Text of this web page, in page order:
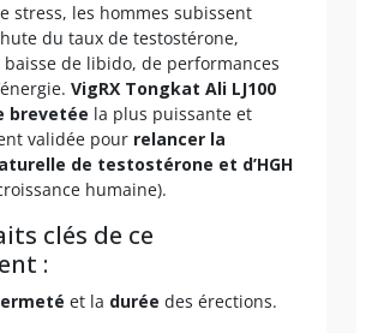
stress, les hommes subissent
du taux de testostérone,
de libido, de performances
VigRX Tongkat Ali LJ100
brevetée la plus puissante et
validée pour relancer la
de testostérone et d’HGH
humaine).
clés de ce
:
et la durée des érections.